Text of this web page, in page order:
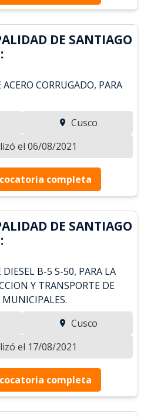
DE SANTIAGO
CORRUGADO, PARA
Cusco
el 06/08/2021
completa
DE SANTIAGO
B-5 S-50, PARA LA
Y TRANSPORTE DE
Cusco
el 17/08/2021
completa